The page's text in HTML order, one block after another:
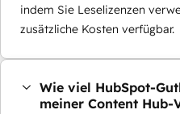
indem Sie Leselizenzen
zusätzliche Kosten verfügbar.
Wie viel HubSpot-
meiner Content Hub-